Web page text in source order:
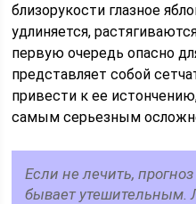
близорукости глазное
удлиняется,
первую очередь опасно
представляет собой
привести к ее
самым серьезным
Если не лечить,
бывает утешительным.